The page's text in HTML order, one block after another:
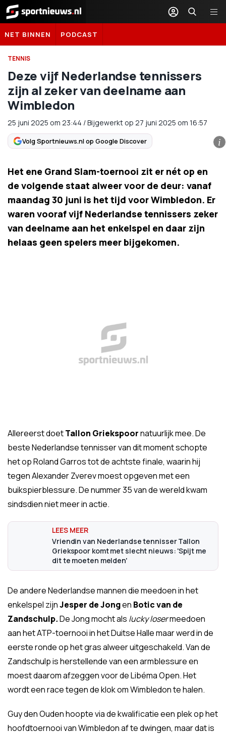
Sportnieuws.nl
NET BINNEN PODCAST
TENNIS
Deze vijf Nederlandse tennissers
zijn al zeker van deelname aan
Wimbledon
25 juni 2025 om 23:44 /Bijgewerkt op 27 juni 2025 om 16:57
Volg Sportnieuws.nl op Google Discover i
Het ene Grand Slam-toernooi zit er nét op en
de volgende staat alweer voor de deur: vanaf
maandag 30 juni is het tijd voor Wimbledon. Er
waren vooraf vijf Nederlandse tennissers zeker
van deelname aan het enkelspel en daar zijn
helaas geen spelers meer bijgekomen.
Allereerst doetTallon Griekspoornatuurlijk mee. De
beste Nederlandse tennisser van dit moment schopte
het op Roland Garros tot de achtste finale, waarin hij
tegen Alexander Zverev moest opgeven met een
buikspierblessure. De nummer 35 van de wereld kwam
sindsdien niet meer in actie.
Vriendin van Nederlandse tennisser Tallon
Griekspoor komt met slecht nieuws: 'Spijt me
dit te moeten melden'
De andere Nederlandse mannen die meedoen in het
enkelspel zijnJesper de Jongen Botic van de
Zandschulp.De Jong mocht als lucky losermeedoen
aan het ATP-toernooi in het Duitse Halle maar werd in de
eerste ronde op het gras alweer uitgeschakeld. Van de
Zandschulp is herstellende van een armblessure en
moest daarom afzeggen voor de Libéma Open. Het
wordt een race tegen de klok om Wimbledon te halen.
Guy den Ouden hoopte via de kwalificatie een plek op het
hoofdtoernooi van Wimbledon af te dwingen, maar dat is